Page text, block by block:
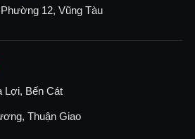
12, Vũng Tàu
Lợi, Bến Cát
Thuận Giao